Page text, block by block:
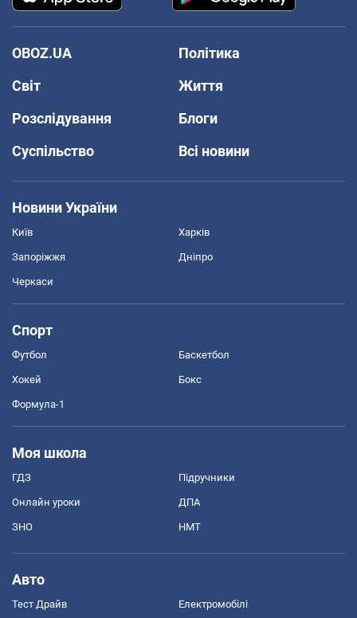
OBOZ.UA
Політика
Світ
Життя
Розслідування
Блоги
Суспільство
Всі новини
Новини України
Київ Харків
Запоріжжя Дніпро
Черкаси
Спорт
Футбол Баскетбол
Хокей Бокс
Формула-1
Моя школа
ГДЗ Підручники
Онлайн уроки ДПА
ЗНО НМТ
Авто
Тест Драйв Електромобілі